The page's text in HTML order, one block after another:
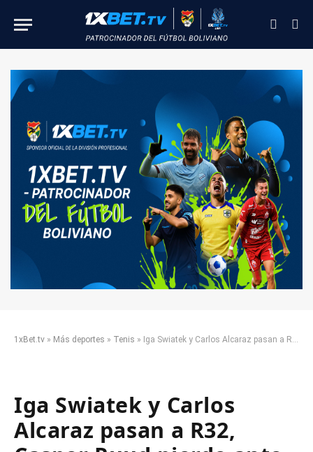
1xBet.tv » Más deportes » Tenis » Iga Swiatek y Carlos Alcaraz pasan a R32, Casper Ruud pierde ante el italiano Matteo Arnaldi
Iga Swiatek y Carlos
Alcaraz pasan a R32,